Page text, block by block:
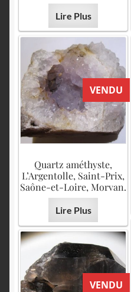
Lire Plus
VENDU
Quartz améthyste,
L’Argentolle, Saint-Prix,
Saône-et-Loire, Morvan.
Lire Plus
VENDU